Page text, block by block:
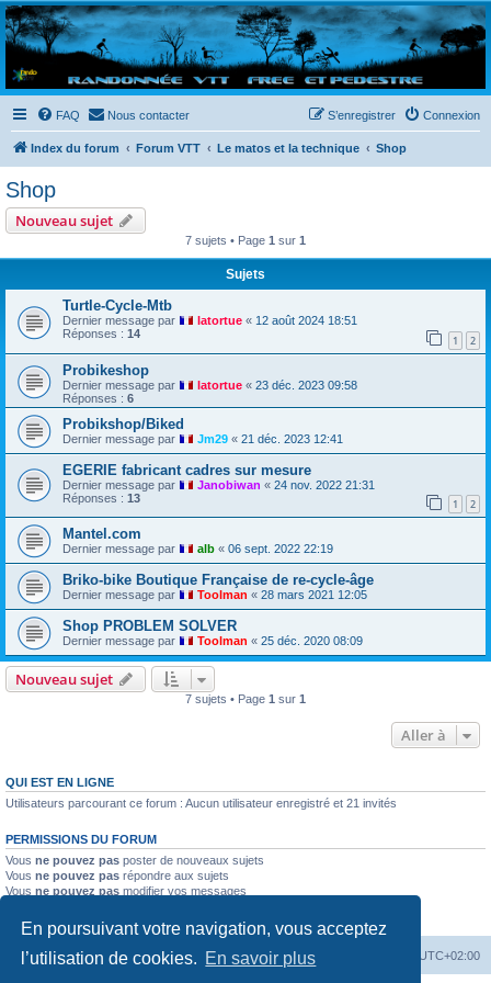
En poursuivant votre navigation, vous acceptez
l’utilisation de cookies. En savoir plus
Randovttfree.fr
Bienvenue sur le site des randos vtt et pédestre de Bretagne . Bonne navigation sur le site
et bonnes randos dans l'Ouest !
FAQ Nous contacter Connexion
S’enregistrer
Index du forum Forum VTT Le matos et la technique Shop
Shop
Nouveau sujet
7 sujets • Page 1 sur 1
Sujets
Turtle-Cycle-Mtb
Dernier message par latortue « 12 août 2024 18:51
Réponses : 14 1 2
Probikeshop
Dernier message par latortue « 23 déc. 2023 09:58
Réponses : 6
Probikshop/Biked
Dernier message par Jm29 « 21 déc. 2023 12:41
EGERIE fabricant cadres sur mesure
Dernier message par Janobiwan « 24 nov. 2022 21:31
Réponses : 13 1 2
Mantel.com
Dernier message par alb « 06 sept. 2022 22:19
Briko-bike Boutique Française de re-cycle-âge
Dernier message par Toolman « 28 mars 2021 12:05
Shop PROBLEM SOLVER
Dernier message par Toolman « 25 déc. 2020 08:09
Nouveau sujet
7 sujets • Page 1 sur 1
Aller à
QUI EST EN LIGNE
Utilisateurs parcourant ce forum : Aucun utilisateur enregistré et 21 invités
PERMISSIONS DU FORUM
Vous ne pouvez pas poster de nouveaux sujets
Vous ne pouvez pas répondre aux sujets
Vous ne pouvez pas modifier vos messages
Vous
ne pouvez pas joindre des fichiers
Index du forum UTC+02:00